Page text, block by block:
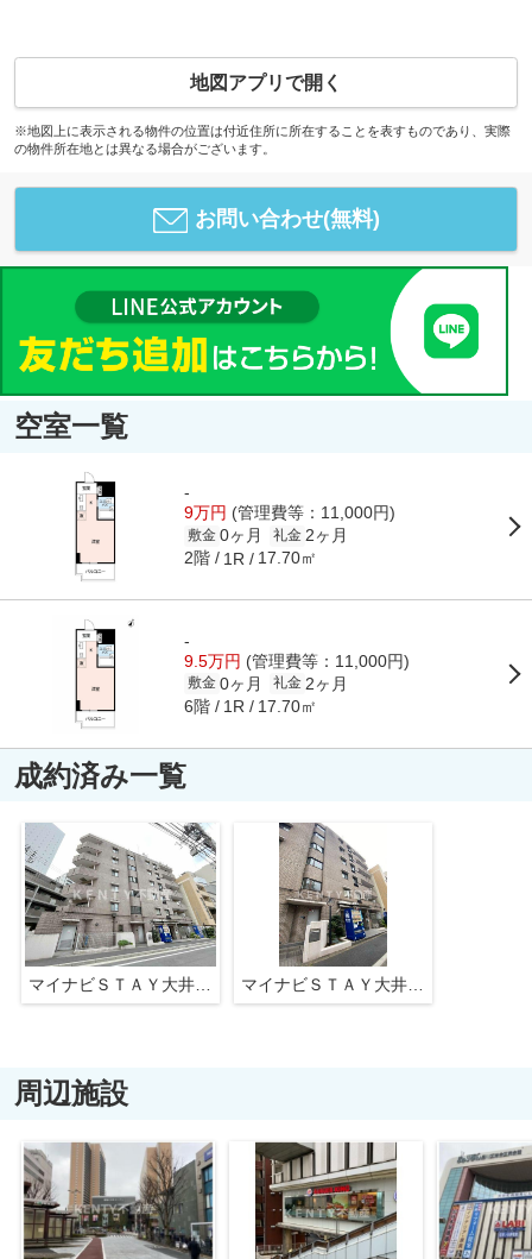
地図アプリで開く
※地図上に表示される物件の位置は付近住所に所在することを表すものであり、実際
の物件所在地とは異なる場合がございます。
お問い合わせ(無料)
空室一覧
-
9万円 (管理費等：11,000円)
敷金 0ヶ月 礼金 2ヶ月
2階 1R 17.70㎡
-
9.5万円 (管理費等：11,000円)
敷金 0ヶ月 礼金 2ヶ月
6階 1R 17.70㎡
成約済み一覧
マイナビＳＴＡＹ大井町２（ドエルイン大井町）
周辺施設